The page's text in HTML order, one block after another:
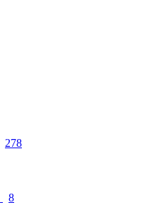
278
8